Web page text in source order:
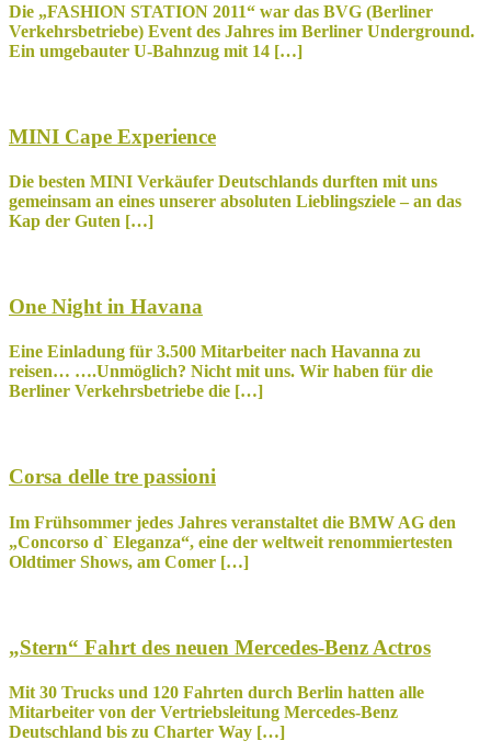
Die „FASHION STATION 2011“ war das BVG (Berliner
Verkehrsbetriebe) Event des Jahres im Berliner Underground.
Ein umgebauter U-Bahnzug mit 14 […]
MINI Cape Experience
Die besten MINI Verkäufer Deutschlands durften mit uns
gemeinsam an eines unserer absoluten Lieblingsziele – an das
Kap der Guten […]
One Night in Havana
Eine Einladung für 3.500 Mitarbeiter nach Havanna zu
reisen… ….Unmöglich? Nicht mit uns. Wir haben für die
Berliner Verkehrsbetriebe die […]
Corsa delle tre passioni
Im Frühsommer jedes Jahres veranstaltet die BMW AG den
„Concorso d` Eleganza“, eine der weltweit renommiertesten
Oldtimer Shows, am Comer […]
„Stern“ Fahrt des neuen Mercedes-Benz Actros
Mit 30 Trucks und 120 Fahrten durch Berlin hatten alle
Mitarbeiter von der Vertriebsleitung Mercedes-Benz
Deutschland bis zu Charter Way […]